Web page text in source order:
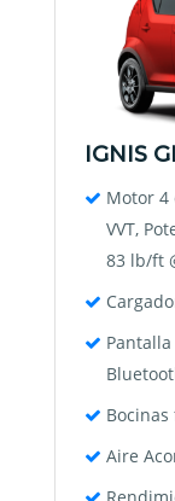
IGNIS
Motor 4
VVT,
83 lb/ft
Aire